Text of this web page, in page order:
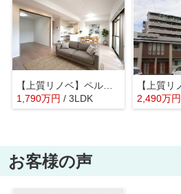
【上質リノベ】ペルル中山南参番館
1,790万円 / 3LDK
2,490万円
お客様の声